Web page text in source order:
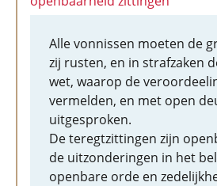
Alle vonnissen moeten de
zij rusten, en in strafzaken
wet, waarop de
vermelden, en met open
uitgesproken.
De teregtzittingen zijn
de uitzonderingen in het
openbare orde en